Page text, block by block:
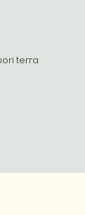
terra